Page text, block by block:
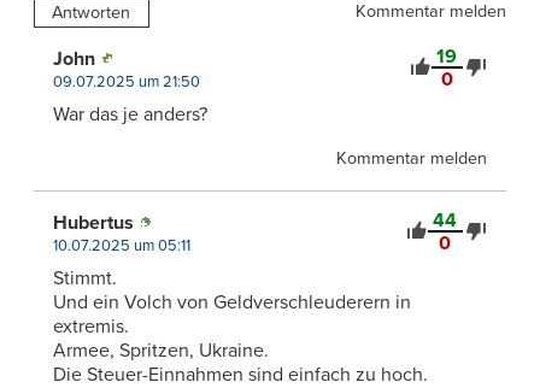
Antworten Kommentar melden
19
0
John
09.07.2025 um 21:50
War das je anders?
Kommentar melden
44
0
Hubertus
10.07.2025 um 05:11
Stimmt.
Und ein Volch von Geldverschleuderern in
extremis.
Armee, Spritzen, Ukraine.
Die Steuer-Einnahmen sind einfach zu hoch.